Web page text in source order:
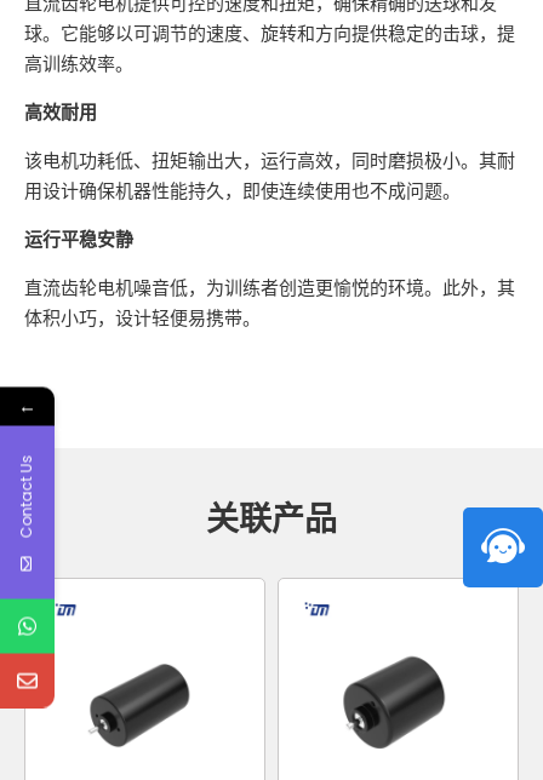
球。它能够以可调节的速度、旋转和方向提供稳定的击球，提
高训练效率。
高效耐用
该电机功耗低、扭矩输出大，运行高效，同时磨损极小。其耐
用设计确保机器性能持久，即使连续使用也不成问题。
运行平稳安静
直流齿轮电机噪音低，为训练者创造更愉悦的环境。此外，其
体积小巧，设计轻便易携带。
关联产品
←
Contact Us